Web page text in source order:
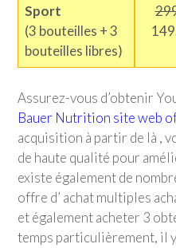
Sport
(3 bouteilles + 3
bouteilles libres)
Assurez-vous d’obtenir
Bauer Nutrition site web
acquisition à partir de là ,
de haute qualité pour
existe également de
offre d’ achat multiples
et également acheter 3
temps particulièrement, il